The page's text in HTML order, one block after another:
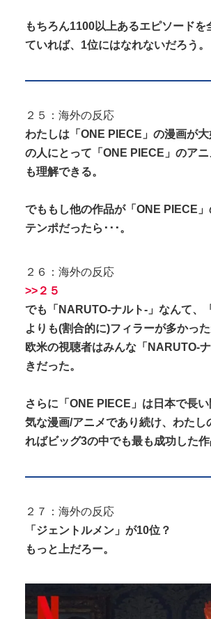
もちろん1100以上あるエピソードを
ていれば、1位にはなれないだろう。
２５：海外の反応
わたしは「ONE PIECE」の漫画が大
の人にとって「ONE PIECE」のア
も理解できる。
でももし他の作品が「ONE PIECE
テンポだったら･･･。
２６：海外の反応
>>２５
でも「NARUTO-ナルト-」なんて、
よりも(割合的に)フィラーが多かっ
欧米の視聴者はみんな「NARUTO-
きだった。
さらに「ONE PIECE」は日本で長
気な漫画/アニメであり続け、わたし
ればビッグ3の中でも最も成功した作
２７：海外の反応
「ジェントルメン」が10位？
もっと上だろー。